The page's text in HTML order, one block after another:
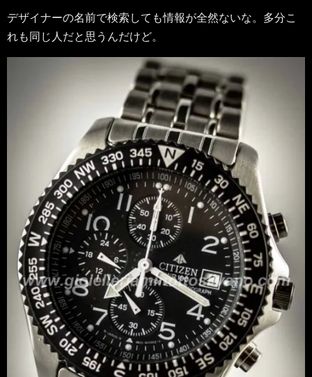
デザイナーの名前で検索しても情報が全然ないな。多分こ
れも同じ人だと思うんだけど。